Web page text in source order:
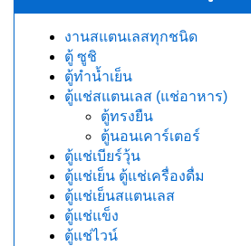
งานสแตนเลสทุกชนิด
ตู้ ซูชิ
ตู้ทำน้ำเย็น
ตู้แช่สแตนเลส (แช่อาหาร)
ตู้ทรงยืน
ตู้นอนเคาร์เตอร์
ตู้แช่เบียร์วุ้น
ตู้แช่เย็น ตู้แช่เครื่องดื่ม
ตู้แช่เย็นสแตนเลส
ตู้แช่แข็ง
ตู้แช่ไวน์